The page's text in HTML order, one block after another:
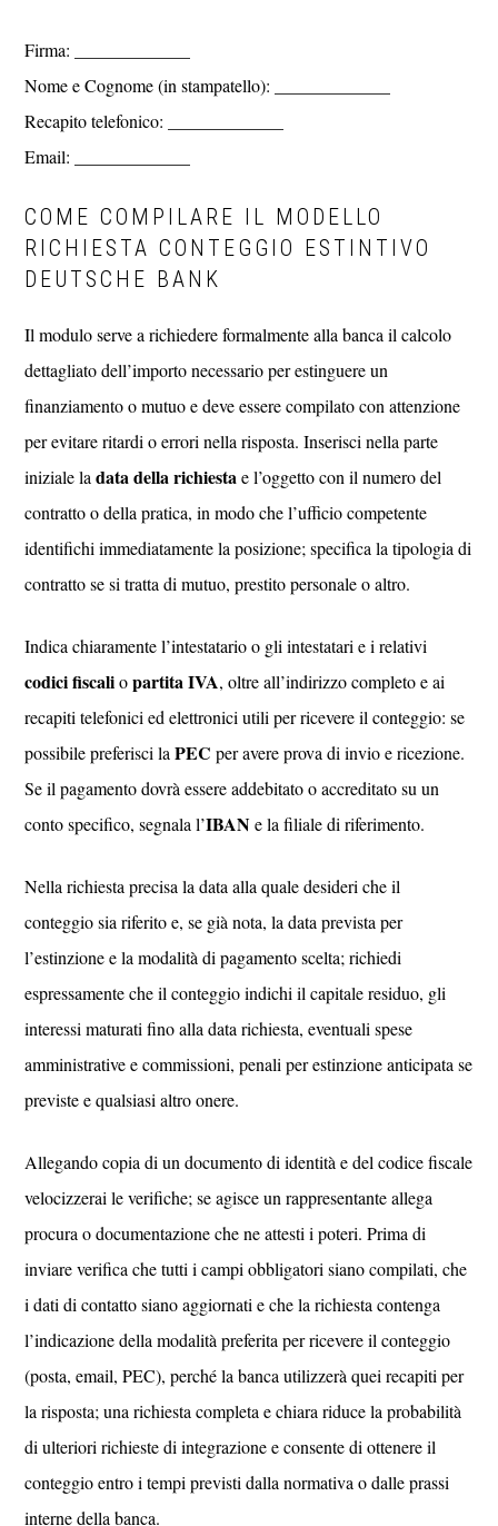
Firma: _____________
Nome e Cognome (in stampatello): _____________
Recapito telefonico: _____________
Email: _____________
COME COMPILARE IL MODELLO
RICHIESTA CONTEGGIO ESTINTIVO
DEUTSCHE BANK​
Il modulo serve a richiedere formalmente alla banca il calcolo
dettagliato dell’importo necessario per estinguere un
finanziamento o mutuo e deve essere compilato con attenzione
per evitare ritardi o errori nella risposta. Inserisci nella parte
iniziale ladata della richiestae l’oggetto con il numero del
contratto o della pratica, in modo che l’ufficio competente
identifichi immediatamente la posizione; specifica la tipologia di
contratto se si tratta di mutuo, prestito personale o altro.
Indica chiaramente l’intestatario o gli intestatari e i relativi
codici fiscaliopartita IVA, oltre all’indirizzo completo e ai
recapiti telefonici ed elettronici utili per ricevere il conteggio: se
possibile preferisci laPEC per avere prova di invio e ricezione.
Se il pagamento dovrà essere addebitato o accreditato su un
conto specifico, segnala l’IBANe la filiale di riferimento.
Nella richiesta precisa la data alla quale desideri che il
conteggio sia riferito e, se già nota, la data prevista per
l’estinzione e la modalità di pagamento scelta; richiedi
espressamente che il conteggio indichi il capitale residuo, gli
interessi maturati fino alla data richiesta, eventuali spese
amministrative e commissioni, penali per estinzione anticipata se
previste e qualsiasi altro onere.
Allegando copia di un documento di identità e del codice fiscale
velocizzerai le verifiche; se agisce un rappresentante allega
procura o documentazione che ne attesti i poteri. Prima di
inviare verifica che tutti i campi obbligatori siano compilati, che
i dati di contatto siano aggiornati e che la richiesta contenga
l’indicazione della modalità preferita per ricevere il conteggio
(posta, email, PEC), perché la banca utilizzerà quei recapiti per
la risposta; una richiesta completa e chiara riduce la probabilità
di ulteriori richieste di integrazione e consente di ottenere il
conteggio entro i tempi previsti dalla normativa o dalle prassi
interne della banca.